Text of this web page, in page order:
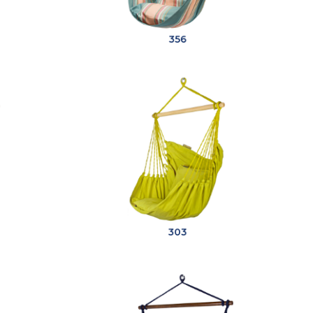
356
303